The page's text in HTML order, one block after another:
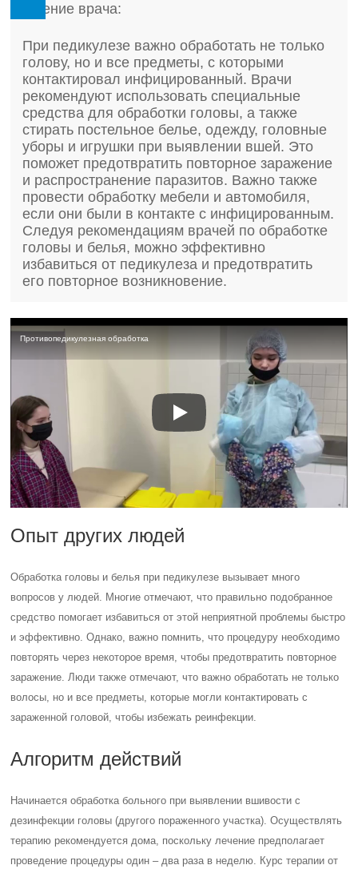
Мнение врача:
При педикулезе важно обработать не только
голову, но и все предметы, с которыми
контактировал инфицированный. Врачи
рекомендуют использовать специальные
средства для обработки головы, а также
стирать постельное белье, одежду, головные
уборы и игрушки при выявлении вшей. Это
поможет предотвратить повторное заражение
и распространение паразитов. Важно также
провести обработку мебели и автомобиля,
если они были в контакте с инфицированным.
Следуя рекомендациям врачей по обработке
головы и белья, можно эффективно
избавиться от педикулеза и предотвратить
его повторное возникновение.
Противопедикулезная обработка
Опыт других людей
Обработка головы и белья при педикулезе вызывает много
вопросов у людей. Многие отмечают, что правильно подобранное
средство помогает избавиться от этой неприятной проблемы быстро
и эффективно. Однако, важно помнить, что процедуру необходимо
повторять через некоторое время, чтобы предотвратить повторное
заражение. Люди также отмечают, что важно обработать не только
волосы, но и все предметы, которые могли контактировать с
зараженной головой, чтобы избежать реинфекции.
Алгоритм действий
Начинается обработка больного при выявлении вшивости с
дезинфекции головы (другого пораженного участка). Осуществлять
терапию рекомендуется дома, поскольку лечение предполагает
проведение процедуры один – два раза в неделю. Курс терапии от